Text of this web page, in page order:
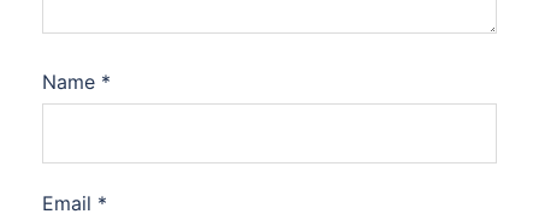
Name *
Email *